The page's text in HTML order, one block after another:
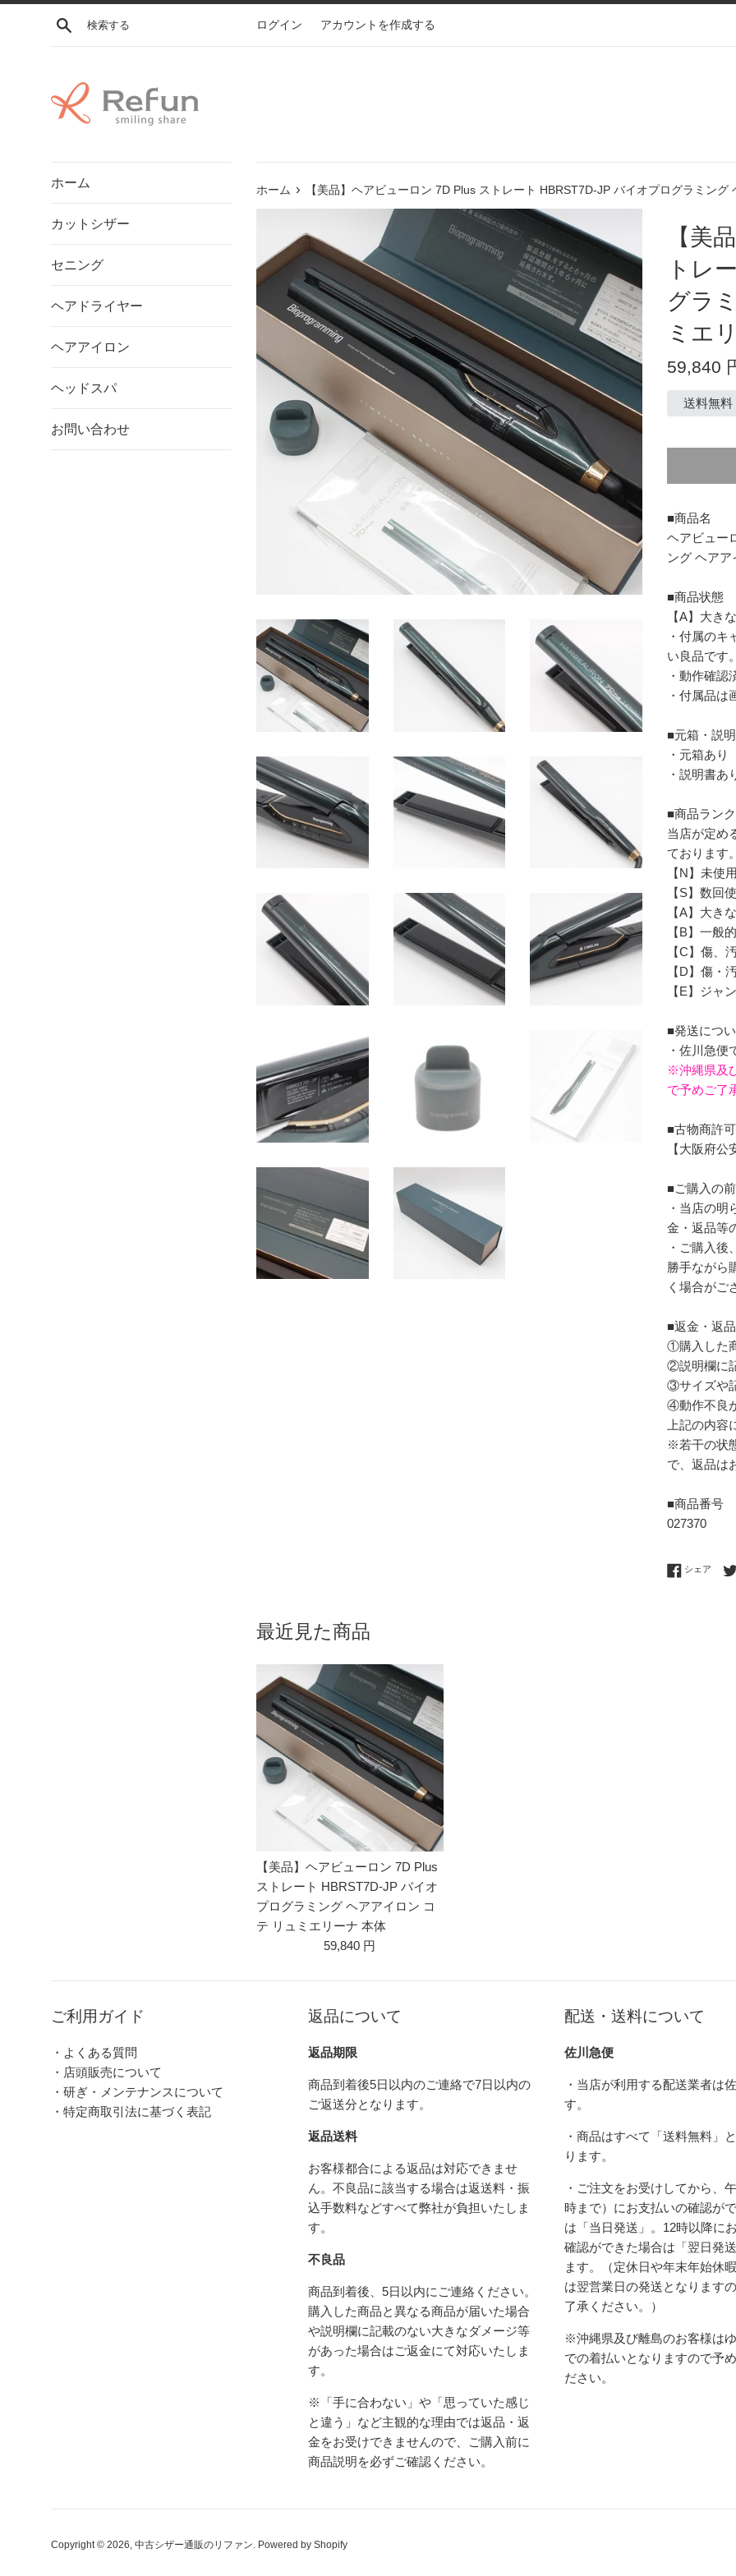
コ
検索する ログイン アカウントを作成する
ホーム
カットシザー
セニング
ヘアドライヤー
ヘアアイロン
ヘッドスパ
お問い合わせ
ホーム › 【美品】ヘアビューロン 7D Plus ストレート HBRST7D-JP バイオプログラミン
【美
トレ
グラ
ミエ
通
格
59,840
送料無料
■商品名
ヘアビュー
ング ヘア
■商品状態
【A】大き
・付属の
い良品です。
・動作確認
・付属品は
■元箱・説
・元箱あり
・説明書あ
■商品ラン
当店が定め
ております。
【N】未使
【S】数回
【A】大き
【B】一般
【C】傷、
【D】傷・
【E】ジャ
■発送につ
・佐川急便
※沖縄県及
で予めご了
■古物商許
【大阪府公
■ご購入の
・当店の明
金・返品等
・ご購入後
勝手ながら
く場合がご
■返金・返
①購入した
②説明欄に
③サイズや
④動作不良
上記の内容
※若干の状
で、返品は
■商品番号
027370
シェア
最近見た商品
【美品】ヘアビューロン 7D Plus
ストレート HBRST7D-JP バイオ
プログラミング ヘアアイロン コ
テ リュミエリーナ 本体
59,840 円
ご利用ガイド
・よくある質問
・店頭販売について
・研ぎ・メンテナンスについて
・特定商取引法に基づく表記
返品について
返品期限
商品到着後5日以内のご連絡で7日以内の
ご返送分となります。
返品送料
お客様都合による返品は対応できませ
ん。不良品に該当する場合は返送料・振
込手数料などすべて弊社が負担いたしま
す。
不良品
商品到着後、5日以内にご連絡ください。
購入した商品と異なる商品が届いた場合
や説明欄に記載のない大きなダメージ等
があった場合はご返金にて対応いたしま
す。
※「手に合わない」や「思っていた感じ
と違う」など主観的な理由では返品・返
金をお受けできませんので、ご購入前に
商品説明を必ずご確認ください。
配送・送料について
佐川急便
・当店が利用する配送業者は
す。
・商品はすべて「送料無料」
ります。
・ご注文をお受けしてから、
時まで）にお支払いの確認が
は「当日発送」。12時以降に
確認ができた場合は「翌日発
ます。（定休日や年末年始休
は翌営業日の発送となります
了承ください。）
※沖縄県及び離島のお客様は
での着払いとなりますので予
ださい。
Copyright © 2026, 中古シザー通販のリファン. Powered by Shopify